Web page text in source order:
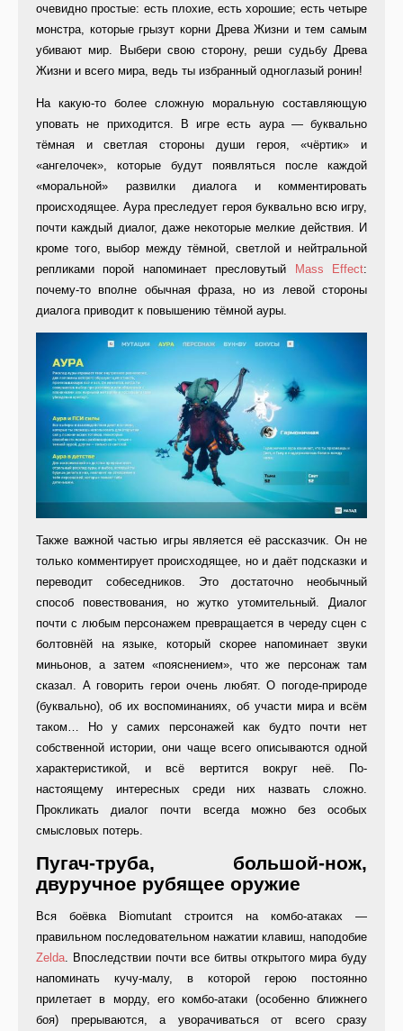
очевидно простые: есть плохие, есть хорошие; есть четыре
монстра, которые грызут корни Древа Жизни и тем самым
убивают мир. Выбери свою сторону, реши судьбу Древа
Жизни и всего мира, ведь ты избранный одноглазый ронин!
На какую-то более сложную моральную составляющую
уповать не приходится. В игре есть аура — буквально
тёмная и светлая стороны души героя, «чёртик» и
«ангелочек», которые будут появляться после каждой
«моральной» развилки диалога и комментировать
происходящее. Аура преследует героя буквально всю игру,
почти каждый диалог, даже некоторые мелкие действия. И
кроме того, выбор между тёмной, светлой и нейтральной
репликами порой напоминает пресловутый Mass Effect:
почему-то вполне обычная фраза, но из левой стороны
диалога приводит к повышению тёмной ауры.
Также важной частью игры является её рассказчик. Он не
только комментирует происходящее, но и даёт подсказки и
переводит собеседников. Это достаточно необычный
способ повествования, но жутко утомительный. Диалог
почти с любым персонажем превращается в череду сцен с
болтовнёй на языке, который скорее напоминает звуки
миньонов, а затем «пояснением», что же персонаж там
сказал. А говорить герои очень любят. О погоде-природе
(буквально), об их воспоминаниях, об участи мира и всём
таком… Но у самих персонажей как будто почти нет
собственной истории, они чаще всего описываются одной
характеристикой, и всё вертится вокруг неё. По-
настоящему интересных среди них назвать сложно.
Прокликать диалог почти всегда можно без особых
смысловых потерь.
Пугач-труба, большой-нож,
двуручное рубящее оружие
Вся боёвка Biomutant строится на комбо-атаках —
правильном последовательном нажатии клавиш, наподобие
Zelda. Впоследствии почти все битвы открытого мира буду
напоминать кучу-малу, в которой герою постоянно
прилетает в морду, его комбо-атаки (особенно ближнего
боя) прерываются, а уворачиваться от всего сразу